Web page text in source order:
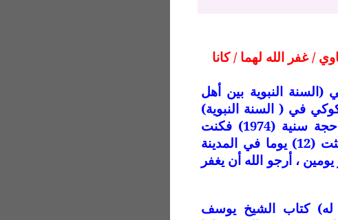
/ غفر الله لهما / كانا
النبوية بين أهل
في ( السنة النبوية)
وكونِها ثابتة ثباتَ القرآن لدرجة أنني حججتُ حجة سنية (1974) فكنت
التزم بالسنة في أدق التفصيلات حتى أنني مكثت (12) يوما في المدينة
، أرجو الله أن يغفر
له) كتاب الشيخ يوسف